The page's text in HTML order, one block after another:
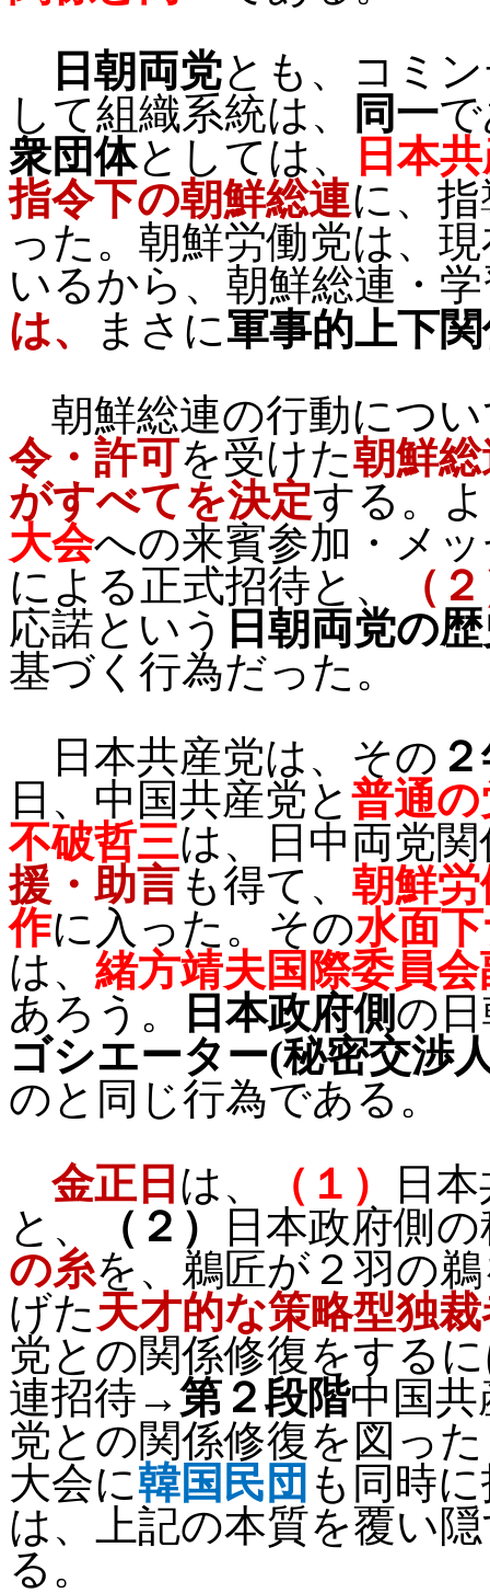
日朝両党とも、コミ
して組織系統は、
同一
衆団体としては、
日本
指令下の朝鮮総連に、
った。朝鮮労働党は、
いるから、朝鮮総連・
は、
まさに軍事的上下
朝鮮総連の行動につ
令・許可を受けた朝鮮
がすべてを決定する。
大会への来賓参加・メ
による正式招待と、
（
応諾という 日朝両党の
基づく行為だった。
日本共産党は、その
日、中国共産党と 普通
不破哲三は、日中両党
援・助言も得て、 朝鮮
作に入った。その水面
は、 緒方靖夫国際委員
あろう。
日本政府側の
ゴシエーター(秘密交渉
のと同じ行為である。
金正日 は、 （１）
日
と、
（２）
日本政府側
の糸を、鵜匠が２羽の
げた 天才的な策略型独
党との関係修復をする
連招待 →第２段階中国
党との関係修復を図っ
大会に韓国民団 も同時
は、上記の本質を覆い
る。